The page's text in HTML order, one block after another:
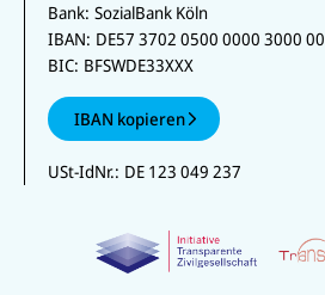
Bank: SozialBank Köln
IBAN: DE57 3702 0500 0000 3000 00
BIC: BFSWDE33XXX
IBAN kopieren
USt-IdNr.: DE 123 049 237